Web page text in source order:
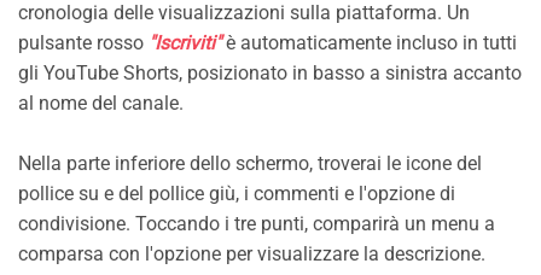
cronologia delle visualizzazioni sulla piattaforma. Un
pulsante rosso "Iscriviti"è automaticamente incluso in tutti
gli YouTube Shorts, posizionato in basso a sinistra accanto
al nome del canale.
Nella parte inferiore dello schermo, troverai le icone del
pollice su e del pollice giù, i commenti e l'opzione di
condivisione. Toccando i tre punti, comparirà un menu a
comparsa con l'opzione per visualizzare la descrizione.